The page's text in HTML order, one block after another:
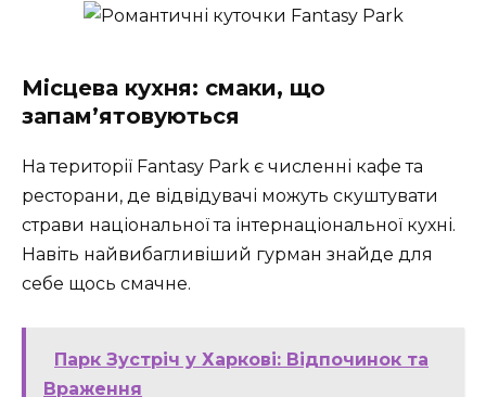
Місцева кухня: смаки, що
запам’ятовуються
На території Fantasy Park є численні кафе та
ресторани, де відвідувачі можуть скуштувати
страви національної та інтернаціональної кухні.
Навіть найвибагливіший гурман знайде для
себе щось смачне.
Парк Зустріч у Харкові: Відпочинок та
Враження